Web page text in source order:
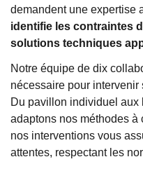
demandent une expertise
identifie les contraintes
solutions techniques
Notre équipe de dix
nécessaire pour intervenir
Du pavillon individuel aux
adaptons nos méthodes
nos interventions vous
attentes, respectant les